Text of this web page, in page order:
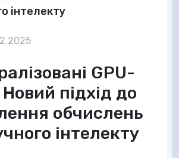
інтелекту
GPU-
підхід до
обчислень
інтелекту